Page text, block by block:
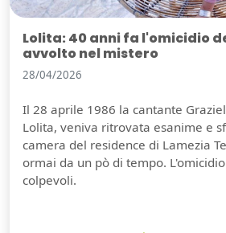
Lolita: 40 anni fa l'omicidio
avvolto nel mistero
28/04/2026
Il 28 aprile 1986 la cantante
Lolita, veniva ritrovata esanime e
camera del residence di Lamezia
ormai da un pò di tempo.
colpevoli.